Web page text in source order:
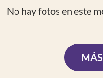
No hay fotos en este